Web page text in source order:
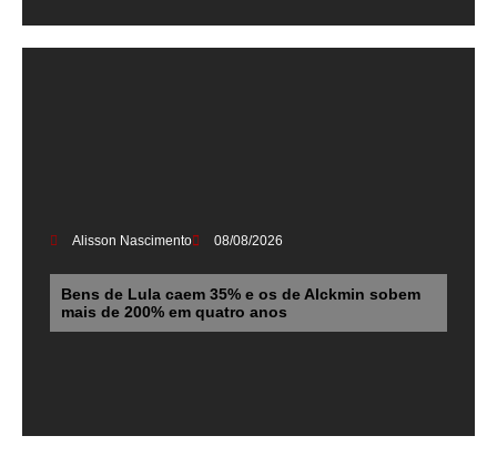
Alisson Nascimento 08/08/2026
Bens de Lula caem 35% e os de Alckmin sobem
mais de 200% em quatro anos